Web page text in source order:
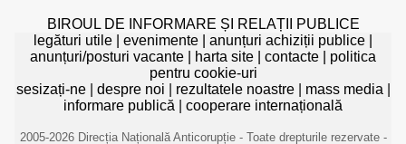
BIROUL DE INFORMARE ȘI RELAȚII PUBLICE
legături utile
evenimente anunțuri achiziții publice
anunțuri/posturi vacante
harta site contacte
politica
pentru cookie-uri
sesizați-ne| despre noi rezultatele noastre| mass media
informare publică
cooperare internațională
2005-2026 Direcția Națională Anticorupție - Toate drepturile rezervate -